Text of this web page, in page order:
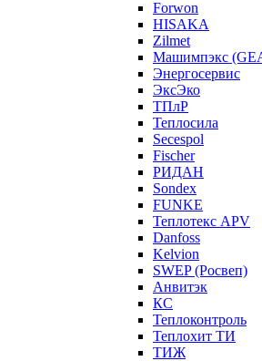
Forwon
HISAKA
Zilmet
Машимпэкс
Энергосервис
ЭксЭко
ТПлР
Теплосила
Secespol
Fischer
РИДАН
Sondex
FUNKE
Теплотекс APV
Danfoss
Kelvion
SWEP (Росвеп)
Анвитэк
КС
Теплоконтроль
Теплохит ТИ
ТИЖ